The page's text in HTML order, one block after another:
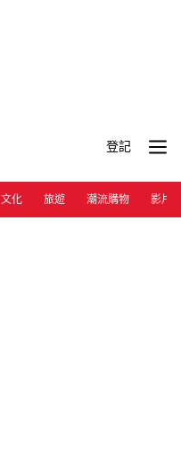
登記
文化 旅遊 潮流購物 影片